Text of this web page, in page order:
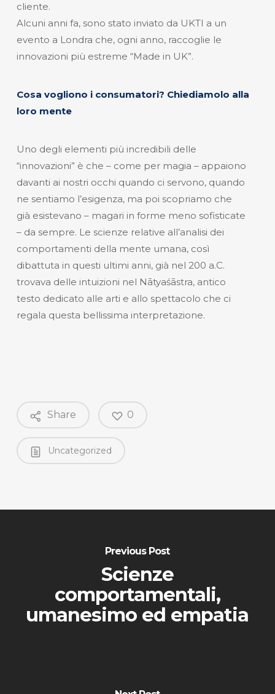
cliente.
Alcuni anni fa, sono stato inviato da UKTI a un
evento a Londra che, ogni anno, raccoglie le
innovazioni più estreme “Made in UK”.
Cosa vogliono i consumatori? Chiediamolo alla
loro mente
Uno degli elementi più incredibili delle
“innovazioni” è che – come per magia – appaiono
davanti ai nostri occhi quando ci servono, quando
ne sentiamo l’esigenza, ma poi scopriamo che
già esistevano – magari in forme meno sofisticate
– da sempre. Le scienze relative all’analisi dei
comportamenti della mente umana, così
dibattuta in questi ultimi anni, già nel 200 a.C.
trovava delle intuizioni nel Nātyaśāstra, antico
testo dedicato alle arti e allo spettacolo che ci
regala questa bellissima interpretazione.
Share 0
Uncategorized
Previous Post
Scienze
comportamentali,
umanesimo ed empatia